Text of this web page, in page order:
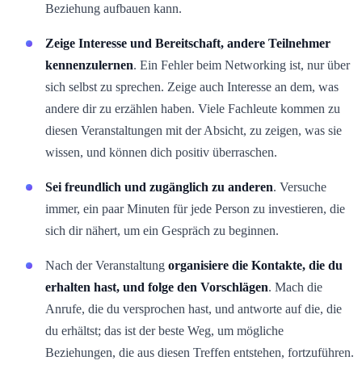
Beziehung aufbauen kann.
Zeige Interesse und Bereitschaft, andere Teilnehmer
kennenzulernen. Ein Fehler beim Networking ist, nur über
sich selbst zu sprechen. Zeige auch Interesse an dem, was
andere dir zu erzählen haben. Viele Fachleute kommen zu
diesen Veranstaltungen mit der Absicht, zu zeigen, was sie
wissen, und können dich positiv überraschen.
Sei freundlich und zugänglich zu anderen. Versuche
immer, ein paar Minuten für jede Person zu investieren, die
sich dir nähert, um ein Gespräch zu beginnen.
Nach der Veranstaltung organisiere die Kontakte, die du
erhalten hast, und folge den Vorschlägen. Mach die
Anrufe, die du versprochen hast, und antworte auf die, die
du erhältst; das ist der beste Weg, um mögliche
Beziehungen, die aus diesen Treffen entstehen, fortzuführen.